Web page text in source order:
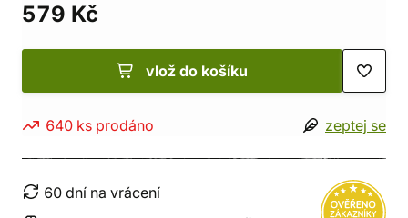
579 Kč
vlož do košíku
640 ks prodáno zeptej se
60 dní na vrácení